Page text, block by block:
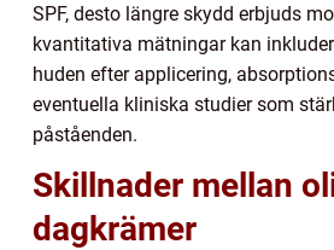
SPF, desto längre skydd erbjuds
kvantitativa mätningar kan
huden efter applicering,
eventuella kliniska studier som
påståenden.
Skillnader mellan
dagkrämer